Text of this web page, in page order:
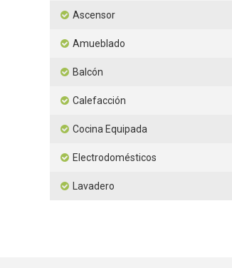
Ascensor
Amueblado
Balcón
Calefacción
Cocina Equipada
Electrodomésticos
Lavadero